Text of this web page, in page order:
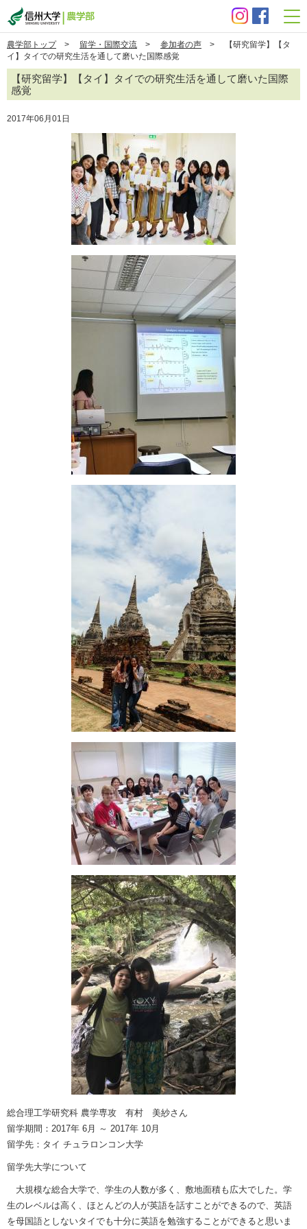
農学部トップ> 留学・国際交流 > 参加者の声 > 【研究留学】【タ
イ】タイでの研究生活を通して磨いた国際感覚
【研究留学】【タイ】タイでの研究生活を通して磨いた国際
感覚
2017年06月01日
総合理工学研究科 農学専攻 有村 美紗さん
留学期間：2017年 6月 ～ 2017年 10月
留学先：タイ チュラロンコン大学
留学先大学について
大規模な総合大学で、学生の人数が多く、敷地面積も広大でした。学
生のレベルは高く、ほとんどの人が英語を話すことができるので、英語
を母国語としないタイでも十分に英語を勉強することができると思いま